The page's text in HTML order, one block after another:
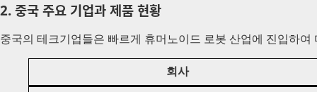
2. 중국 주요 기업과 제품 현황
중국의 테크기업들은 빠르게 휴머노이드 로봇 산업에 진입하
회사